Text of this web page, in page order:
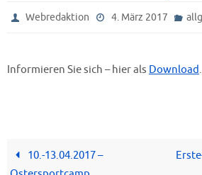
Webredaktion 4. März 2017
Informieren Sie sich – hier als Download.
10.-13.04.2017 –